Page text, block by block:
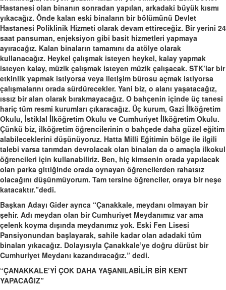
Hastanesi olan binanın sonradan yapılan, arkadaki büyük kısmı
yıkacağız. Önde kalan eski binaların bir bölümünü Devlet
Hastanesi Poliklinik Hizmeti olarak devam ettireceğiz. Bir yerini 24
saat pansuman, enjeksiyon gibi basit hizmetleri yapmaya
ayıracağız. Kalan binaların tamamını da atölye olarak
kullanacağız. Heykel çalışmak isteyen heykel, kalay yapmak
isteyen kalay, müzik çalışmak isteyen müzik çalışacak. STK’lar bir
etkinlik yapmak istiyorsa veya iletişim bürosu açmak istiyorsa
çalışmalarını orada sürdürecekler. Yani biz, o alanı yaşatacağız,
ıssız bir alan olarak bırakmayacağız. O bahçenin içinde üç tanesi
hariç tüm resmi kurumları çıkaracağız. Üç kurum, Gazi İlköğretim
Okulu, İstiklal İlköğretim Okulu ve Cumhuriyet İlköğretim Okulu.
Çünkü biz, ilköğretim öğrencilerinin o bahçede daha güzel eğitim
alabileceklerini düşünüyoruz. Hatta Milli Eğitimin bölge ile ilgili
talebi varsa tarımdan devrolacak olan binaları da o amaçla ilkokul
öğrencileri için kullanabiliriz. Ben, hiç kimsenin orada yapılacak
olan parka gittiğinde orada oynayan öğrencilerden rahatsız
olacağını düşünmüyorum. Tam tersine öğrenciler, oraya bir neşe
katacaktır.”dedi.
Başkan Adayı Gider ayrıca “Çanakkale, meydanı olmayan bir
şehir. Adı meydan olan bir Cumhuriyet Meydanımız var ama
çelenk koyma dışında meydanımız yok. Eski Fen Lisesi
Pansiyonundan başlayarak, sahile kadar olan adadaki tüm
binaları yıkacağız. Dolayısıyla Çanakkale’ye doğru dürüst bir
Cumhuriyet Meydanı kazandıracağız.” dedi.
“ÇANAKKALE’Yİ ÇOK DAHA YAŞANILABİLİR BİR KENT
YAPACAĞIZ”